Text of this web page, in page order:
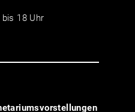
bis 18 Uhr